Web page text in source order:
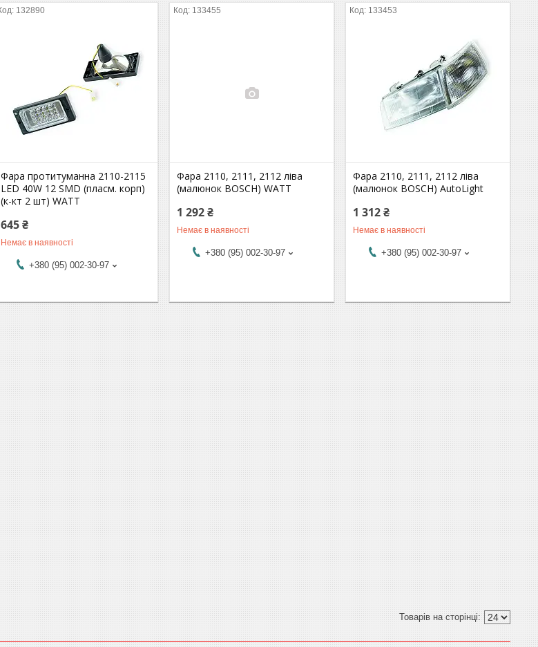
132890
Фара протитуманна 2110-2115
LED 40W 12 SMD (пласм. корп)
(к-кт 2 шт) WATT
645 ₴
Немає в наявності
+380 (95) 002-30-97
133455
Фара 2110, 2111, 2112 ліва
(малюнок BOSCH) WATT
1 292 ₴
Немає в наявності
+380 (95) 002-30-97
133453
Фара 2110, 2111, 2112 ліва
(малюнок BOSCH) AutoLight
1 312 ₴
Немає в наявності
+380 (95) 002-30-97